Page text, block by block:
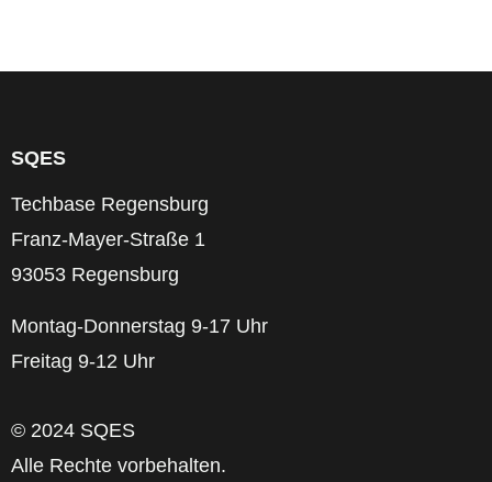
SQES
Techbase Regensburg
Franz-Mayer-Straße 1
93053 Regensburg
Montag-Donnerstag 9-17 Uhr
Freitag 9-12 Uhr
© 2024 SQES
Alle Rechte vorbehalten.